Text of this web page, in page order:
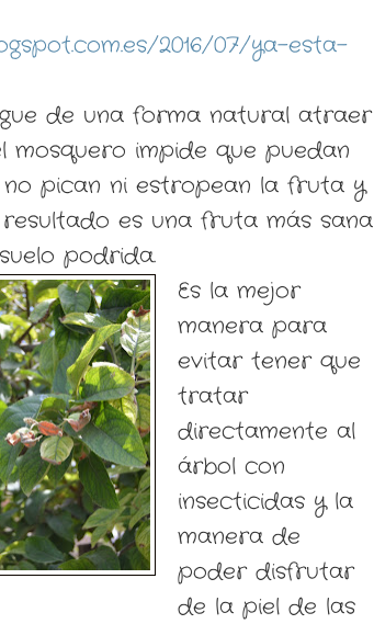
2016/07/ya-esta-
de una forma natural atraer
impide que puedan
pican ni estropean la fruta y
es una fruta más sana
podrida.
Es la mejor
manera para
evitar tener que
tratar
directamente al
árbol con
insecticidas y la
manera de
poder disfrutar
de la piel de las